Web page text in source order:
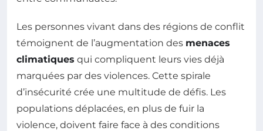
Les personnes vivant dans des régions de conflit
témoignent de l’augmentation des menaces
climatiques qui compliquent leurs vies déjà
marquées par des violences. Cette spirale
d’insécurité crée une multitude de défis. Les
populations déplacées, en plus de fuir la
violence, doivent faire face à des conditions